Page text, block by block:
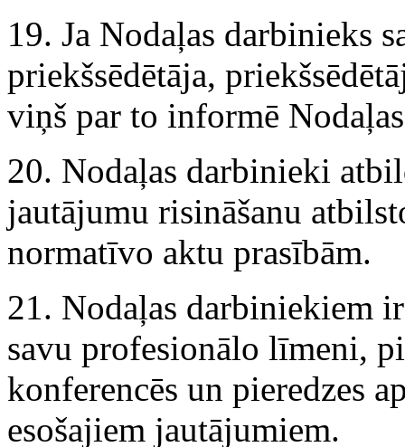
19. Ja Nodaļas darbinieks
priekšsēdētāja,
viņš par to informē
20. Nodaļas darbinieki
jautājumu risināšanu
normatīvo aktu prasībām.
21. Nodaļas darbiniekiem
savu profesionālo līmeni,
konferencēs un pieredzes
esošajiem jautājumiem.